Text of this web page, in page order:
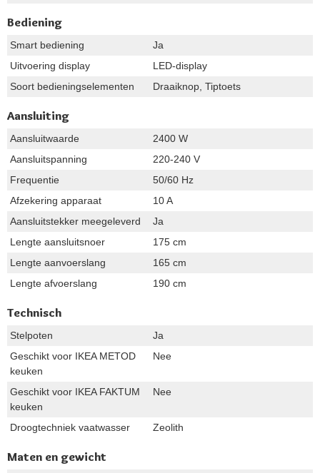
Bediening
Smart bediening
Ja
Uitvoering display
LED-display
Soort bedieningselementen
Draaiknop, Tiptoets
Aansluiting
Aansluitwaarde
2400 W
Aansluitspanning
220-240 V
Frequentie
50/60 Hz
Afzekering apparaat
10 A
Aansluitstekker meegeleverd
Ja
Lengte aansluitsnoer
175 cm
Lengte aanvoerslang
165 cm
Lengte afvoerslang
190 cm
Technisch
Stelpoten
Ja
Geschikt voor IKEA METOD
keuken
Nee
Geschikt voor IKEA FAKTUM
keuken
Nee
Droogtechniek vaatwasser Zeolith
Maten en gewicht